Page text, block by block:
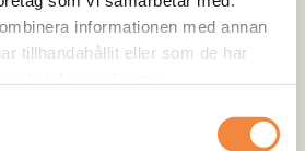
informationen med annan
tillhandahållit eller som de har
ifrån vårt centrallager och